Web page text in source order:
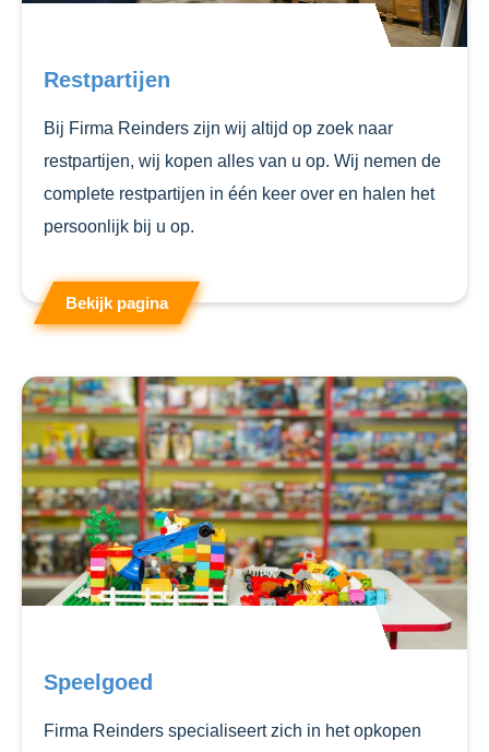
Restpartijen
Bij Firma Reinders zijn wij altijd op zoek naar
restpartijen, wij kopen alles van u op. Wij nemen de
complete restpartijen in één keer over en halen het
persoonlijk bij u op.
Bekijk pagina
Speelgoed
Firma Reinders specialiseert zich in het opkopen